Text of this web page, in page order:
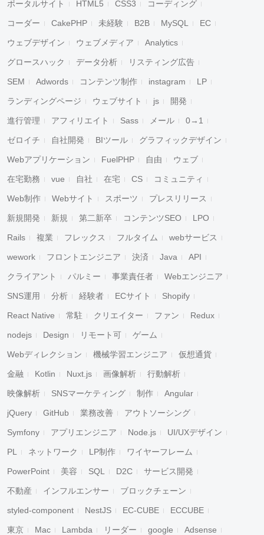
ポータルサイト HTML5 CSS3 コーディング
コーダー CakePHP 未経験 B2B MySQL EC
ウェブデザイン ウェブメディア Analytics
グロースハック データ分析 リスティング広告
SEM Adwords コンテンツ制作 instagram LP
ランディングページ ウェブサイト js 開発
進行管理 アフィリエイト Sass メール 0→1
ゼロイチ 自社開発 BIツール グラフィックデザイン
Webアプリケーション FuelPHP 自由 ウェブ
在宅勤務 vue 自社 在宅 CS コミュニティ
Web制作 Webサイト スポーツ プレスリリース
新規開発 新規 第二新卒 コンテンツSEO LPO
Rails 複業 フレックス フルタイム webサービス
wework フロントエンジニア 決済 Java API
クライアント パルミー 事業責任者 Webエンジニア
SNS運用 分析 経験者 ECサイト Shopify
React Native 常駐 クリエイター ファン Redux
nodejs Design リモート可 ゲーム
Webディレクション 機械学習エンジニア 仮想通貨
金融 Kotlin Nuxt.js 画像解析 行動解析
映像解析 SNSマーケティング 制作 Angular
jQuery GitHub 業務改善 アウトソーシング
Symfony アプリエンジニア Node.js UI/UXデザイン
PL ネットワーク LP制作 ワイヤーフレーム
PowerPoint 美容 SQL D2C サービス開発
不動産 インフルエンサー ブロックチェーン
styled-component NestJS EC-CUBE ECCUBE
東京 Mac Lambda リーダー google Adsense